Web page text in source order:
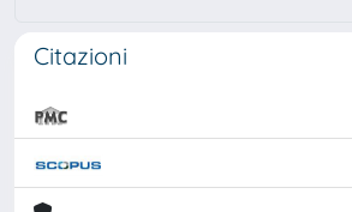
Citazioni